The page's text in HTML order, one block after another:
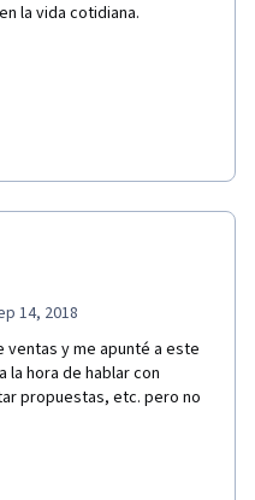
la vida cotidiana.
14, 2018
y me apunté a este
la hora de hablar con
propuestas, etc. pero no
son excesivamente